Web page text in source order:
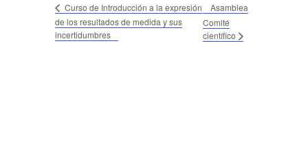
Curso de Introducción a la expresión
de los resultados de medida y sus
incertidumbres
Asamblea
Comité
científico